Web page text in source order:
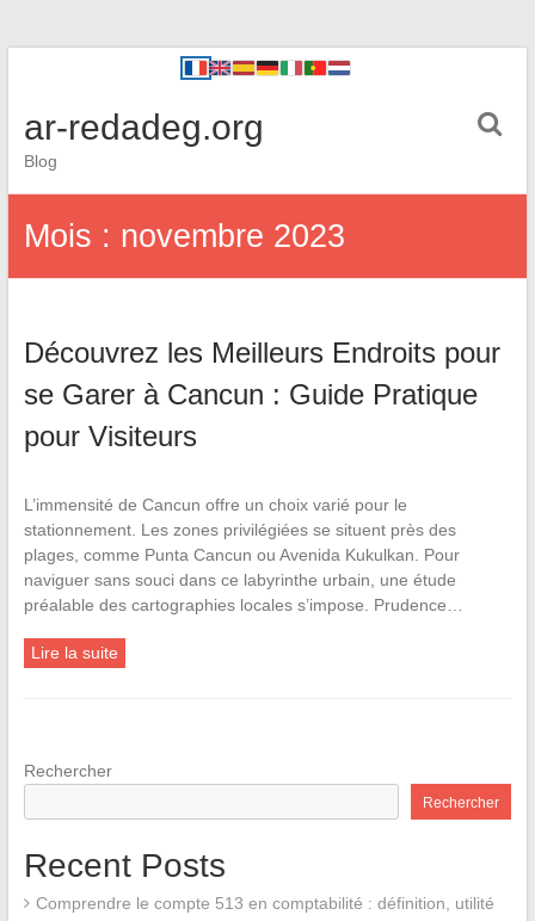
ar-redadeg.org
Blog
Mois : novembre 2023
Découvrez les Meilleurs Endroits pour
se Garer à Cancun : Guide Pratique
pour Visiteurs
L’immensité de Cancun offre un choix varié pour le
stationnement. Les zones privilégiées se situent près des
plages, comme Punta Cancun ou Avenida Kukulkan. Pour
naviguer sans souci dans ce labyrinthe urbain, une étude
préalable des cartographies locales s’impose. Prudence…
Lire la suite
Rechercher
Rechercher
Recent Posts
Comprendre le compte 513 en comptabilité : définition, utilité